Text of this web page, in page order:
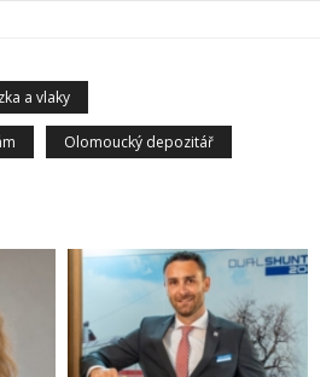
a vlaky
Olomoucký depozitář